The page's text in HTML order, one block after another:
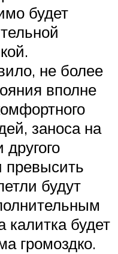
будет
не более
вполне
заноса на
будут
калитка будет
громоздко.